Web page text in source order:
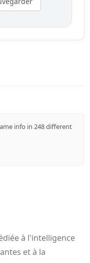
info in 248 different
à l'intelligence
et à la